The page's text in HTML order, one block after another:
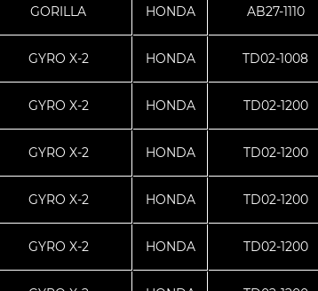
GORILLA HONDA AB27-1110
GYRO X-2 HONDA TD02-1008
GYRO X-2 HONDA TD02-1200
GYRO X-2 HONDA TD02-1200
GYRO X-2 HONDA TD02-1200
GYRO X-2 HONDA TD02-1200